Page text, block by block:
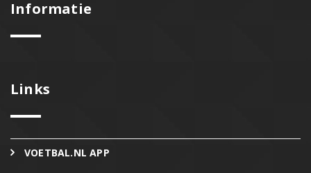
Informatie
Links
VOETBAL.NL APP